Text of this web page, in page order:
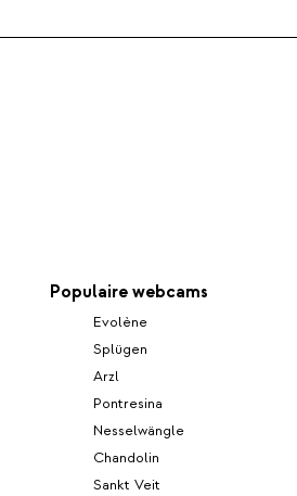
Populaire webcams
Evolène
Splügen
Arzl
Pontresina
Nesselwängle
Chandolin
Sankt Veit